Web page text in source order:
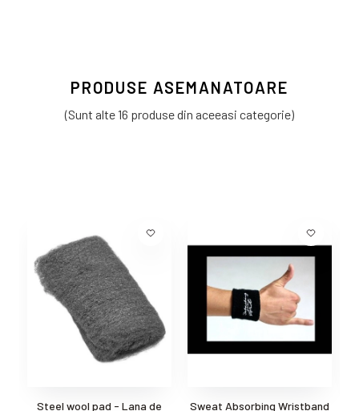
PRODUSE ASEMANATOARE
(Sunt alte 16 produse din aceeasi categorie)
Steel wool pad - Lana de Sweat Absorbing Wristband